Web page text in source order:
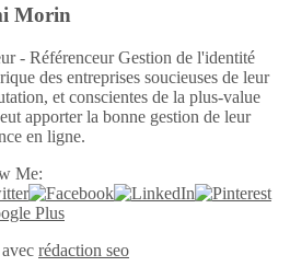
Morin
- Référenceur Gestion de l'identité
des entreprises soucieuses de leur
et conscientes de la plus-value
apporter la bonne gestion de leur
en ligne.
Me:
rédaction seo